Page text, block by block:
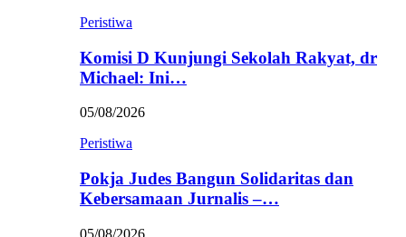
Peristiwa
Komisi D Kunjungi Sekolah Rakyat, dr
Michael: Ini…
05/08/2026
Peristiwa
Pokja Judes Bangun Solidaritas dan
Kebersamaan Jurnalis –…
05/08/2026